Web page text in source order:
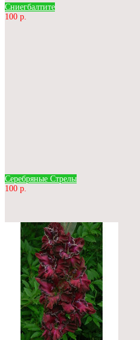
Сниегбалтите
100 р.
Серебряные Стрелы
100 р.